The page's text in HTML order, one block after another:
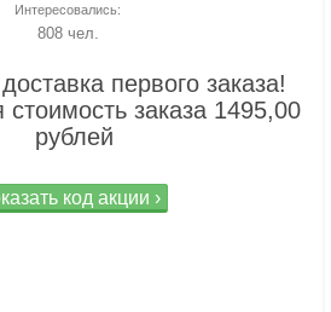
Интересовались:
808 чел.
первого заказа!
заказа 1495,00
рублей
код акции ›